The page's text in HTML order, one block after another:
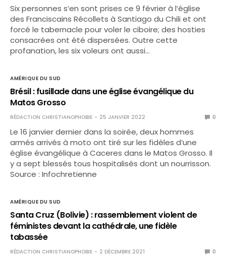
Six personnes s’en sont prises ce 9 février à l’église
des Franciscains Récollets à Santiago du Chili et ont
forcé le tabernacle pour voler le ciboire; des hosties
consacrées ont été dispersées. Outre cette
profanation, les six voleurs ont aussi…
AMÉRIQUE DU SUD
Brésil : fusillade dans une église évangélique du
Matos Grosso
RÉDACTION CHRISTIANOPHOBIE 25 JANVIER 2022 0
Le 16 janvier dernier dans la soirée, deux hommes
armés arrivés à moto ont tiré sur les fidèles d’une
église évangélique à Caceres dans le Matos Grosso. Il
y a sept blessés tous hospitalisés dont un nourrisson.
Source : Infochretienne
AMÉRIQUE DU SUD
Santa Cruz (Bolivie) : rassemblement violent de
féministes devant la cathédrale, une fidèle
tabassée
RÉDACTION CHRISTIANOPHOBIE 2 DÉCEMBRE 2021 0